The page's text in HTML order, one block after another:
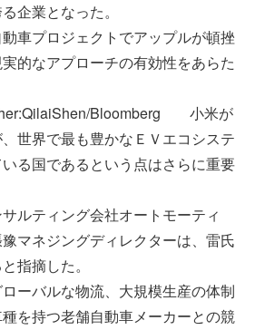
企業となった。
車プロジェクトでアップルが頓挫
的なアプローチの有効性をあらた
Bloomberg 小米が
世界で最も豊かなＥＶエコシステ
る国であるという点はさらに重要
ティング会社オートモーティ
マネジングディレクターは、雷氏
指摘した。
ーバルな物流、大規模生産の体制
を持つ老舗自動車メーカーとの競